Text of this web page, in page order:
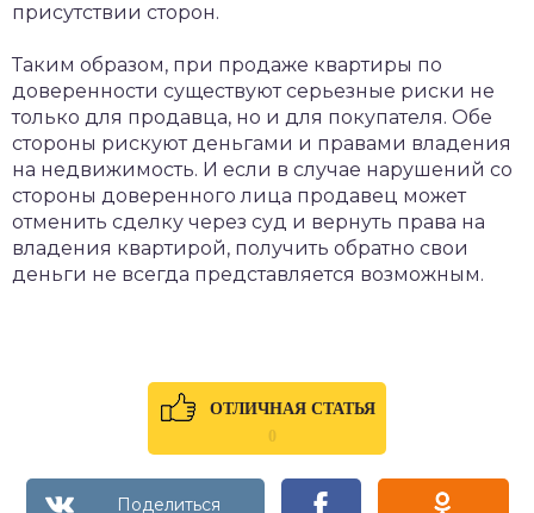
присутствии сторон.
Таким образом, при продаже квартиры по
доверенности существуют серьезные риски не
только для продавца, но и для покупателя. Обе
стороны рискуют деньгами и правами владения
на недвижимость. И если в случае нарушений со
стороны доверенного лица продавец может
отменить сделку через суд и вернуть права на
владения квартирой, получить обратно свои
деньги не всегда представляется возможным.
ОТЛИЧНАЯ СТАТЬЯ
0